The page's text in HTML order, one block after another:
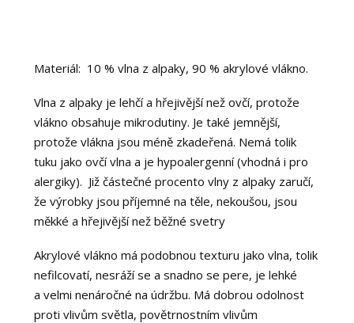
Materiál: 10 % vlna z alpaky, 90 % akrylové vlákno.
Vlna z alpaky je lehčí a hřejivější než ovčí, protože
vlákno obsahuje mikrodutiny. Je také jemnější,
protože vlákna jsou méně zkadeřená. Nemá tolik
tuku jako ovčí vlna a je hypoalergenní (vhodná i pro
alergiky). Již částečné procento vlny z alpaky zaručí,
že výrobky jsou příjemné na těle, nekoušou, jsou
měkké a hřejivější než běžné svetry
Akrylové vlákno má podobnou texturu jako vlna, tolik
nefilcovatí, nesráží se a snadno se pere, je lehké
a velmi nenáročné na údržbu. Má dobrou odolnost
proti vlivům světla, povětrnostním vlivům